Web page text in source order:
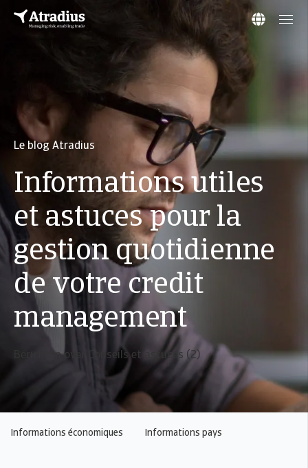
Le blog Atradius
Informations utiles
et astuces pour la
gestion quotidienne
de votre credit
management
Berichten over Conseils et astuces (2)
Informations économiques Informations pays